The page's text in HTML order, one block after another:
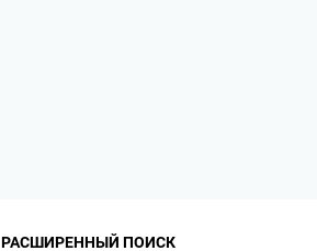
РАСШИРЕННЫЙ ПОИСК